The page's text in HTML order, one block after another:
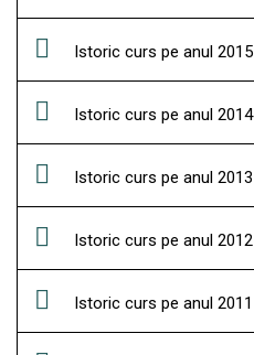
Istoric curs pe anul 2015
Istoric curs pe anul 2014
Istoric curs pe anul 2013
Istoric curs pe anul 2012
Istoric curs pe anul 2011